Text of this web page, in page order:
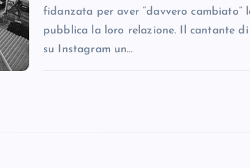
fidanzata per aver “davvero cambiato”
pubblica la loro relazione. Il cantante
su Instagram un…